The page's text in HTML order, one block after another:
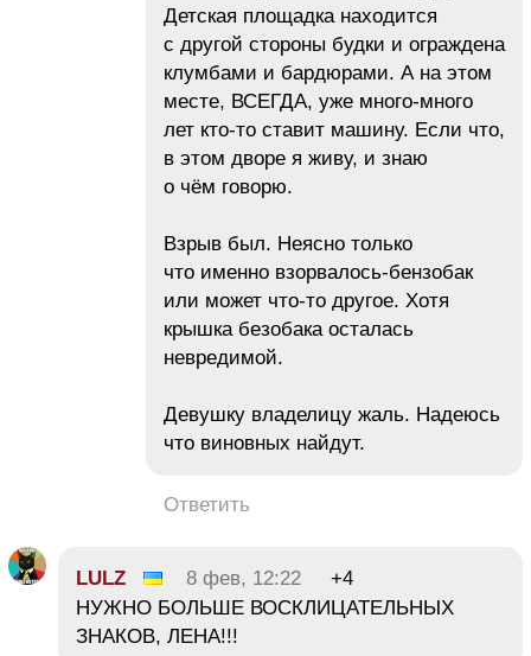
Детская площадка находится
с другой стороны будки и ограждена
клумбами и бардюрами. А на этом
месте, ВСЕГДА, уже много-много
лет кто-то ставит машину. Если что,
в этом дворе я живу, и знаю
о чём говорю.
Взрыв был. Неясно только
что именно взорвалось-бензобак
или может что-то другое. Хотя
крышка безобака осталась
невредимой.
Девушку владелицу жаль. Надеюсь
что виновных найдут.
Ответить
LULZ 8 фев, 12:22
+4
НУЖНО БОЛЬШЕ ВОСКЛИЦАТЕЛЬНЫХ
ЗНАКОВ, ЛЕНА!!!